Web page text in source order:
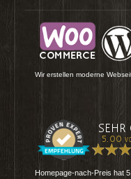
Wir erstellen moderne
Homepage-nach-Preis hat